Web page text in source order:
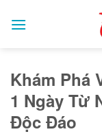
Khám Phá
1 Ngày Từ
Độc Đáo